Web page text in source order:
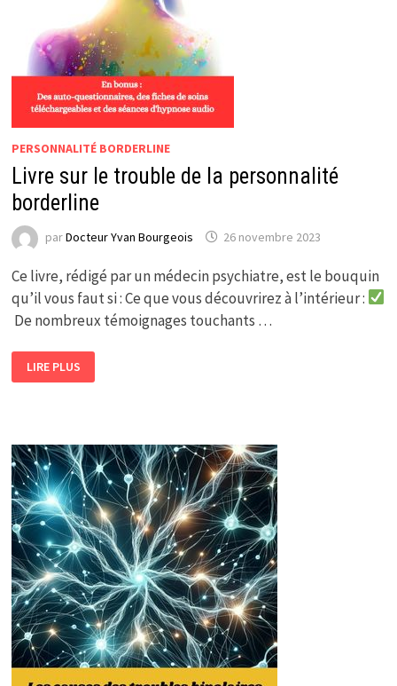
PERSONNALITÉ BORDERLINE
Livre sur le trouble de la personnalité
borderline
parDocteur Yvan Bourgeois 26 novembre 2023
Ce livre, rédigé par un médecin psychiatre, est le bouquin
qu’il vous faut si : Ce que vous découvrirez à l’intérieur :
De nombreux témoignages touchants …
LIVRE
SUR
LE
BORDERLINE
LIRE PLUS